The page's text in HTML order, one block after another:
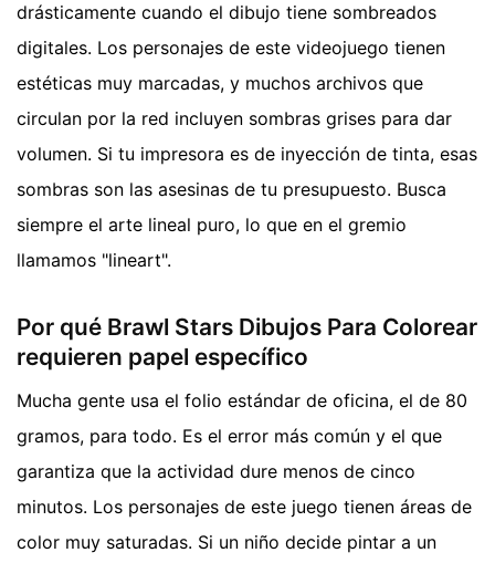
drásticamente cuando el dibujo tiene sombreados
digitales. Los personajes de este videojuego tienen
estéticas muy marcadas, y muchos archivos que
circulan por la red incluyen sombras grises para dar
volumen. Si tu impresora es de inyección de tinta, esas
sombras son las asesinas de tu presupuesto. Busca
siempre el arte lineal puro, lo que en el gremio
llamamos "lineart".
Por qué Brawl Stars Dibujos Para Colorear
requieren papel específico
Mucha gente usa el folio estándar de oficina, el de 80
gramos, para todo. Es el error más común y el que
garantiza que la actividad dure menos de cinco
minutos. Los personajes de este juego tienen áreas de
color muy saturadas. Si un niño decide pintar a un